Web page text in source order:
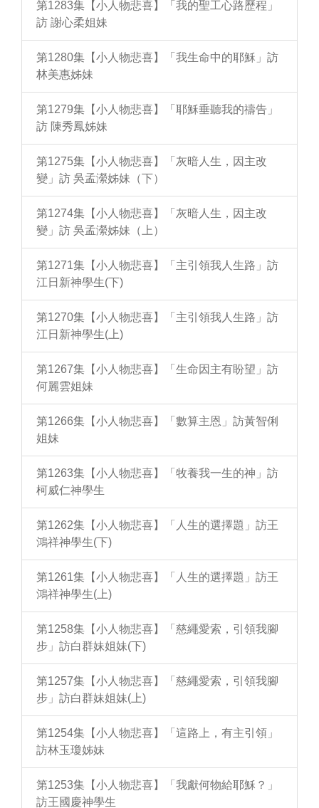
第1283集【小人物悲喜】「我的聖工心路歷程」
訪 謝心柔姐妹
第1280集【小人物悲喜】「我生命中的耶穌」訪
林美惠姊妹
第1279集【小人物悲喜】「耶穌垂聽我的禱告」
訪 陳秀鳳姊妹
第1275集【小人物悲喜】「灰暗人生，因主改
變」訪 吳孟瀠姊妹（下）
第1274集【小人物悲喜】「灰暗人生，因主改
變」訪 吳孟瀠姊妹（上）
第1271集【小人物悲喜】「主引領我人生路」訪
江日新神學生(下)
第1270集【小人物悲喜】「主引領我人生路」訪
江日新神學生(上)
第1267集【小人物悲喜】「生命因主有盼望」訪
何麗雲姐妹
第1266集【小人物悲喜】「數算主恩」訪黃智俐
姐妹
第1263集【小人物悲喜】「牧養我一生的神」訪
柯威仁神學生
第1262集【小人物悲喜】「人生的選擇題」訪王
鴻祥神學生(下)
第1261集【小人物悲喜】「人生的選擇題」訪王
鴻祥神學生(上)
第1258集【小人物悲喜】「慈繩愛索，引領我腳
步」訪白群妹姐妹(下)
第1257集【小人物悲喜】「慈繩愛索，引領我腳
步」訪白群妹姐妹(上)
第1254集【小人物悲喜】「這路上，有主引領」
訪林玉瓊姊妹
第1253集【小人物悲喜】「我獻何物給耶穌？」
訪王國慶神學生